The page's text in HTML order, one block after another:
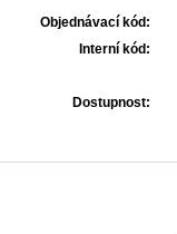
Objednávací kód:
Interní kód:
Dostupnost: